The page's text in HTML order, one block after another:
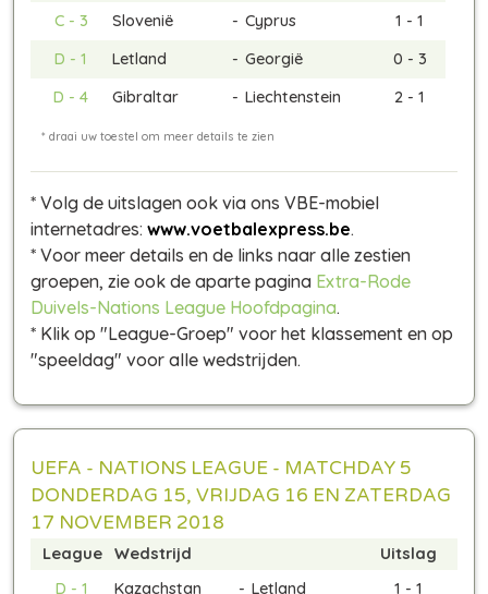
C - 3 Slovenië - Cyprus
1 - 1
D - 1
Letland - Georgië
0 - 3
D - 4
Gibraltar - Liechtenstein 2 - 1
* Volg de uitslagen ook via ons VBE-mobiel
internetadres: www.voetbalexpress.be.
* Voor meer details en de links naar alle zestien
groepen, zie ook de aparte pagina Extra-Rode
Duivels-Nations League Hoofdpagina.
* Klik op "League-Groep" voor het klassement en op
"speeldag" voor alle wedstrijden.
UEFA - NATIONS LEAGUE - MATCHDAY 5
DONDERDAG 15, VRIJDAG 16 EN ZATERDAG
17 NOVEMBER 2018
League Wedstrijd
Uitslag
D - 1
Kazachstan - Letland
1 - 1